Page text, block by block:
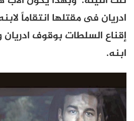
ادريان فى مقتلها انتقاماً
إقناع السلطات بوقوف ادريان
ابنه.